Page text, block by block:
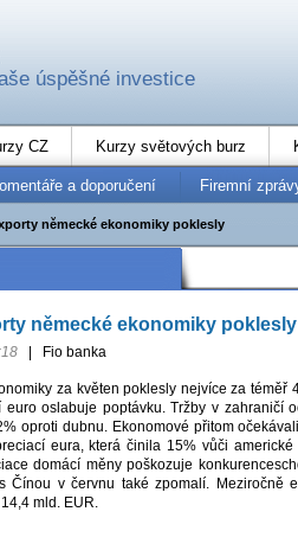
úspěšné investice
CZ Kurzy světových burz
a doporučení Firemní
německé ekonomiky poklesly
německé ekonomiky poklesly
Fio banka
za květen poklesly nejvíce za téměř
euro oslabuje poptávku. Tržby v zahraničí
oproti dubnu. Ekonomové přitom
eura, která činila 15% vůči
domácí měny poškozuje
Čínou v červnu také zpomalí. Meziročně
mld. EUR.